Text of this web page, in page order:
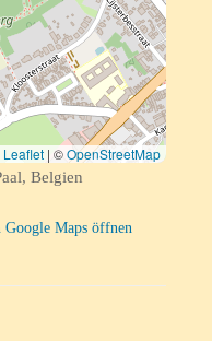
Leaflet | ©OpenStreetMap
Belgien
Maps öffnen